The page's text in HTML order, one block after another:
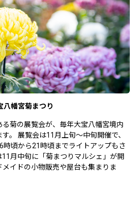
八幡宮菊まつり
る菊の展覧会が、毎年大宝八幡宮境内
。 展覧会は11月上旬～中旬開催で、
時頃から21時頃までライトアップもさ
11月中旬に「菊まつりマルシェ」が開
イドの小物販売や屋台も集まりま